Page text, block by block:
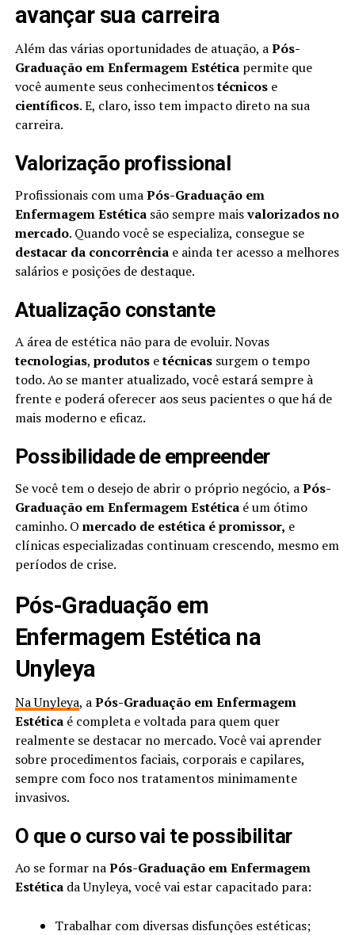
avançar sua carreira
Além das várias oportunidades de atuação, aPós-
Graduação em Enfermagem Estéticapermite que
você aumente seus conhecimentostécnicose
científicos. E, claro, isso tem impacto direto na sua
carreira.
Valorização profissional
Profissionais com umaPós-Graduação em
Enfermagem Estéticasão sempre maisvalorizados no
mercado. Quando você se especializa, consegue se
destacar da concorrência e ainda ter acesso a melhores
salários e posições de destaque.
Atualização constante
A área de estética não para de evoluir. Novas
tecnologias, produtosetécnicassurgem o tempo
todo. Ao se manter atualizado, você estará sempre à
frente e poderá oferecer aos seus pacientes o que há de
mais moderno e eficaz.
Possibilidade de empreender
Se você tem o desejo de abrir o próprio negócio, aPós-
Graduação em Enfermagem Estética é um ótimo
caminho. O mercado de estética é promissor, e
clínicas especializadas continuam crescendo, mesmo em
períodos de crise.
Pós-Graduação em
Enfermagem Estética na
Unyleya
Na Unyleya, aPós-Graduação em Enfermagem
Estéticaé completa e voltada para quem quer
realmente se destacar no mercado. Você vai aprender
sobre procedimentos faciais, corporais e capilares,
sempre com foco nos tratamentos minimamente
invasivos.
O que o curso vai te possibilitar
Ao se formar naPós-Graduação em Enfermagem
Estéticada Unyleya, você vai estar capacitado para:
Trabalhar com diversas disfunções estéticas;